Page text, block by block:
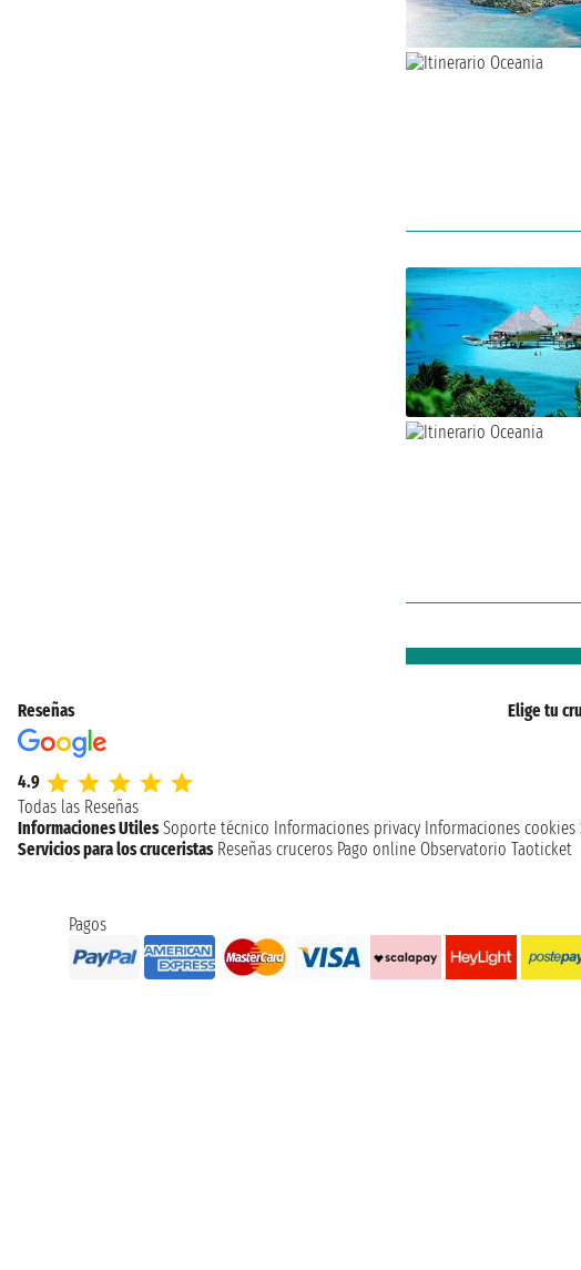
Reseñas
4.9
Todas las Reseñas
Elige tu
Informaciones Utiles Soporte técnico Informaciones privacy Informaciones cookies
Servicios para los cruceristas Reseñas cruceros Pago online Observatorio Taoticket
Pagos